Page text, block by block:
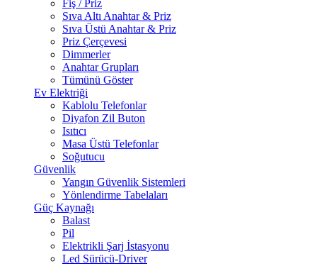
Fiş / Priz
Sıva Altı Anahtar & Priz
Sıva Üstü Anahtar & Priz
Priz Çerçevesi
Dimmerler
Anahtar Grupları
Tümünü Göster
Ev Elektriği
Kablolu Telefonlar
Diyafon Zil Buton
Isıtıcı
Masa Üstü Telefonlar
Soğutucu
Güvenlik
Yangın Güvenlik Sistemleri
Yönlendirme Tabelaları
Güç Kaynağı
Balast
Pil
Elektrikli Şarj İstasyonu
Led Sürücü-Driver